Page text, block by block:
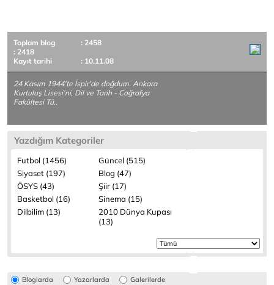
Toplam blog
: 2458
: 2418
Kayıt tarihi
: 10.11.08
24 Kasım 1944'te İspir'de doğdum. Ankara
Kurtuluş Lisesi'ni, Dil ve Tarih - Coğrafya
Fakültesi Tü..
Yazdığım Kategoriler
Futbol (1456)
Güncel (515)
Siyaset (197)
Blog (47)
ÖSYS (43)
Şiir (17)
Basketbol (16)
Sinema (15)
Dilbilim (13)
2010 Dünya Kupası
(13)
Bloglarda Yazarlarda Galerilerde